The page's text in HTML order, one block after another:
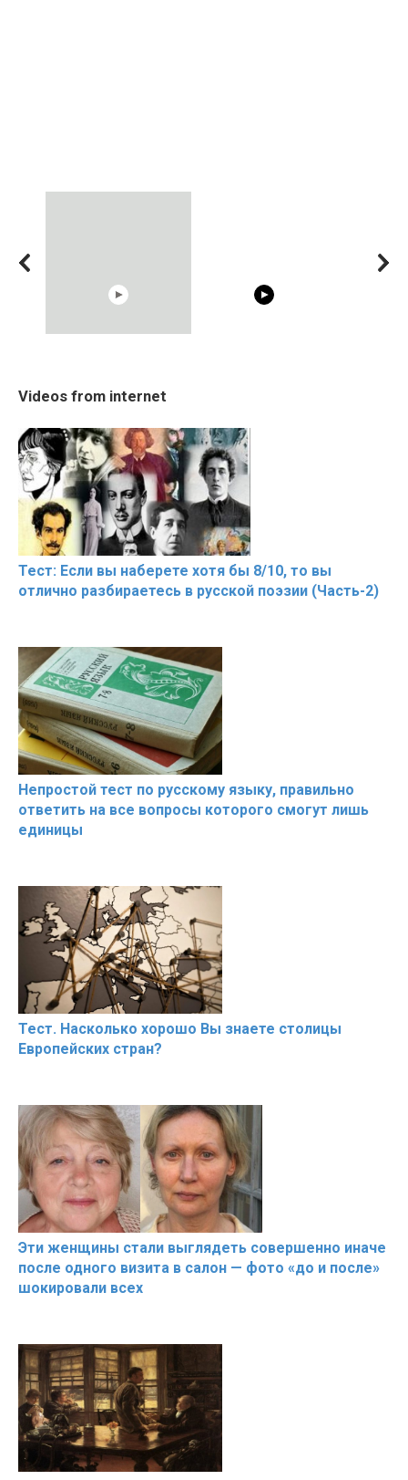
Shocking illusion - Pretty
celebrities turn ugly!
Videos from internet
Тест: Если вы наберете хотя бы 8/10, то вы
отлично разбираетесь в русской поэзии (Часть-2)
Непростой тест по русскому языку, правильно
ответить на все вопросы которого смогут лишь
единицы
Тест. Насколько хорошо Вы знаете столицы
Европейских стран?
Эти женщины стали выглядеть совершенно иначе
после одного визита в салон — фото «до и после»
шокировали всех